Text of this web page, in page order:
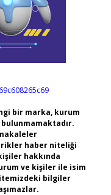
bir marka, kurum
haber niteliği
hakkında
ve kişiler ile isim
bilgiler